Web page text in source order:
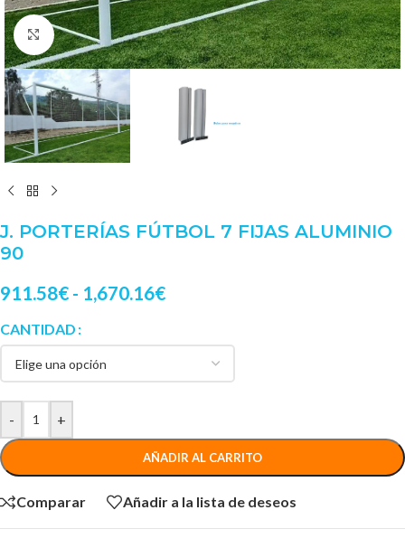
Clic para ampliar
J. PORTERÍAS FÚTBOL 7 FIJAS ALUMINIO
90
911.58€ - 1,670.16€
CANTIDAD
- +
AÑADIR AL CARRITO
Comparar Añadir a la lista de deseos